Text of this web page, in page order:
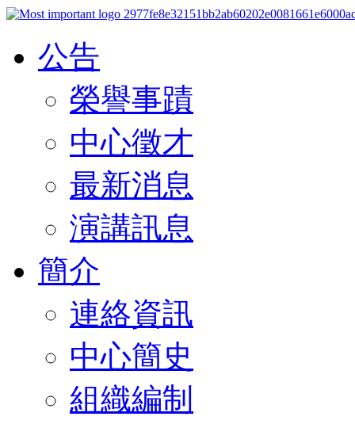
公告
榮譽事蹟
中心徵才
最新消息
演講訊息
簡介
連絡資訊
中心簡史
組織編制